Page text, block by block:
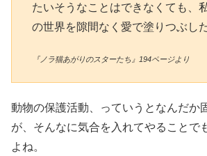
たいそうなことはできなくても、
の世界を隙間なく愛で塗りつぶした
『ノラ猫あがりのスターたち』194ページより
動物の保護活動、っていうとなんだか
が、そんなに気合を入れてやることで
よね。